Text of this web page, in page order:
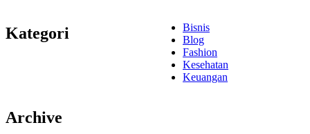
Kategori
Bisnis
Blog
Fashion
Kesehatan
Keuangan
Archive